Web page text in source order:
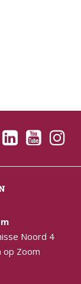
Noord 4
op Zoom